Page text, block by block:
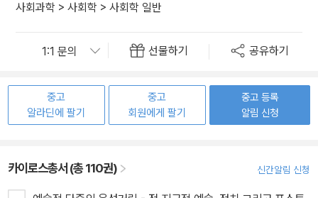
사회과학 > 사회학 > 사회학 일반
선물하기 공유하기
중고
알라딘에 팔기
중고
회원에게 팔기
중고 등록
알림 신청
카이로스총서 (총 110권) 신간알림 신청